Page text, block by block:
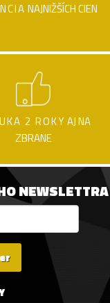
NAJNIŽŠÍCH CIEN
2 ROKY AJ NA
ZBRANE
NEWSLETTRA